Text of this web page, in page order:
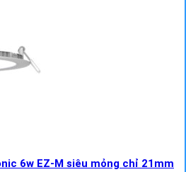
6w EZ-M siêu mỏng chỉ 21mm